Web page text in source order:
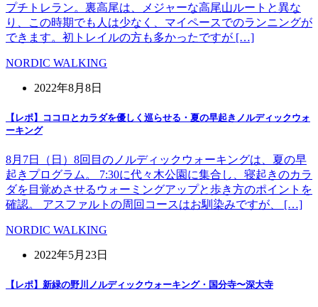
プチトレラン。裏高尾は、メジャーな高尾山ルートと異な
り、この時期でも人は少なく、マイペースでのランニングが
できます。初トレイルの方も多かったですが […]
NORDIC WALKING
2022年8月8日
【レポ】ココロとカラダを優しく巡らせる・夏の早起きノルディックウォ
ーキング
8月7日（日）8回目のノルディックウォーキングは、夏の早
起きプログラム。 7:30に代々木公園に集合し、寝起きのカラ
ダを目覚めさせるウォーミングアップと歩き方のポイントを
確認。 アスファルトの周回コースはお馴染みですが、 […]
NORDIC WALKING
2022年5月23日
【レポ】新緑の野川ノルディックウォーキング・国分寺〜深大寺